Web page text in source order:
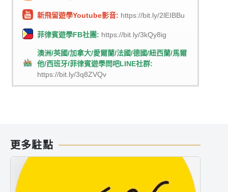
新飛留遊學Youtube影音: https://bit.ly/2lEIBBu
菲律賓遊學FB社團: https://bit.ly/3kQy8ig
澳洲/英國/加拿大/愛爾蘭/法國/德國/紐西蘭/馬爾
他/西班牙/菲律賓遊學問吧LINE社群:
https://bit.ly/3q8ZVQv
更多駐點